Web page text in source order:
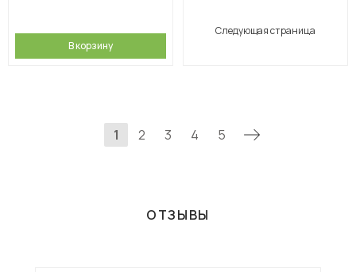
В корзину
Следующая страница
1 2 3 4 5
ОТЗЫВЫ